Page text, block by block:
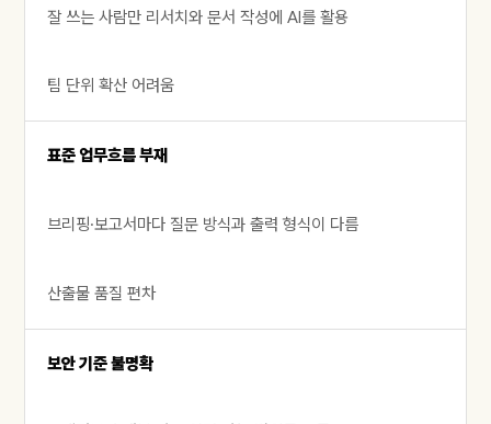
잘 쓰는 사람만 리서치와 문서 작성에 AI를 활용
팀 단위 확산 어려움
표준 업무흐름 부재
브리핑·보고서마다 질문 방식과 출력 형식이 다름
산출물 품질 편차
보안 기준 불명확